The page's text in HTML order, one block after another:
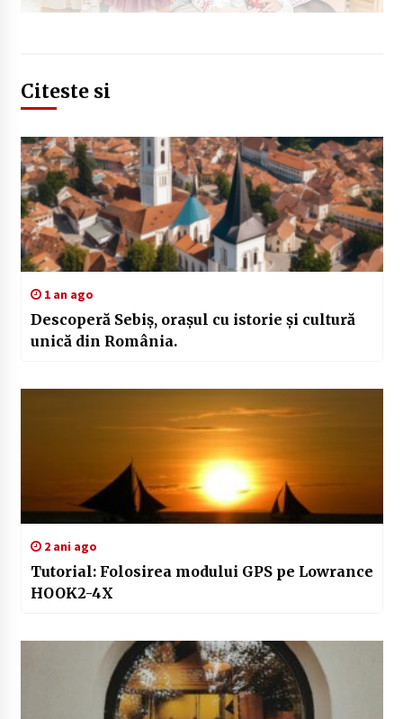
Citeste si
1 an ago
Descoperă Sebiș, orașul cu istorie și cultură
unică din România.
2 ani ago
Tutorial: Folosirea modului GPS pe Lowrance
HOOK2-4X